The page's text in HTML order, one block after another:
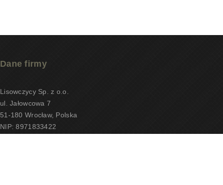
Dane firmy
Lisowczycy Sp. z o.o.
ul. Jałowcowa 7
51-180 Wrocław, Polska
NIP: 8971833422